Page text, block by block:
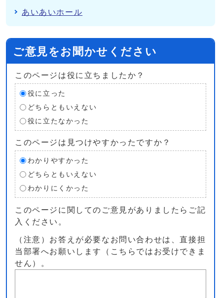
あいあいホール
ご意見をお聞かせください
このページは役に立ちましたか？
役に立った
どちらともいえない
役に立たなかった
このページは見つけやすかったですか？
わかりやすかった
どちらともいえない
わかりにくかった
このページに関してのご意見がありましたらご記
入ください。
（注意）お答えが必要なお問い合わせは、直接担
当部署へお願いします（こちらではお受けできま
せん）。